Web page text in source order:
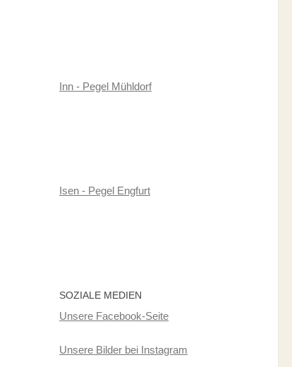
Inn - Pegel Mühldorf
Isen - Pegel Engfurt
SOZIALE MEDIEN
Unsere Facebook-Seite
Unsere Bilder bei Instagram